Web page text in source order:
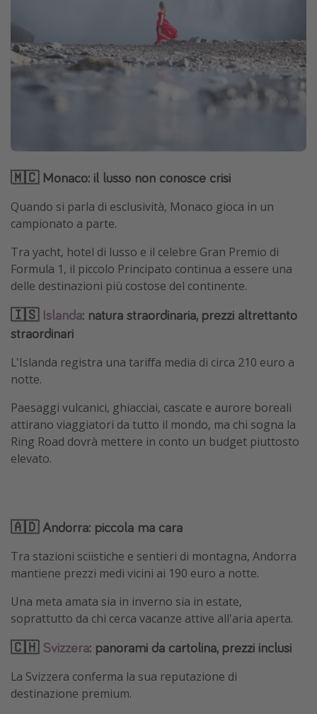
🇲🇨 Monaco: il lusso non conosce crisi
Quando si parla di esclusività, Monaco gioca in un
campionato a parte.
Tra yacht, hotel di lusso e il celebre Gran Premio di
Formula 1, il piccolo Principato continua a essere una
delle destinazioni più costose del continente.
🇮🇸 Islanda: natura straordinaria, prezzi altrettanto
straordinari
L'Islanda registra una tariffa media di circa 210 euro a
notte.
Paesaggi vulcanici, ghiacciai, cascate e aurore boreali
attirano viaggiatori da tutto il mondo, ma chi sogna la
Ring Road dovrà mettere in conto un budget piuttosto
elevato.
🇦🇩 Andorra: piccola ma cara
Tra stazioni sciistiche e sentieri di montagna, Andorra
mantiene prezzi medi vicini ai 190 euro a notte.
Una meta amata sia in inverno sia in estate,
soprattutto da chi cerca vacanze attive all'aria aperta.
🇨🇭 Svizzera: panorami da cartolina, prezzi inclusi
La Svizzera conferma la sua reputazione di
destinazione premium.